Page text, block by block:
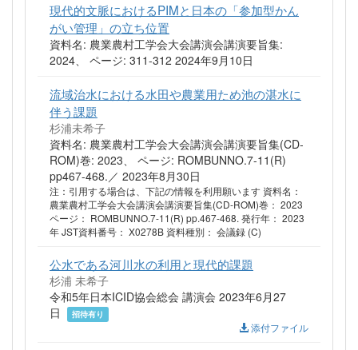
現代的文脈におけるPIMと日本の「参加型かん
がい管理」の立ち位置
資料名: 農業農村工学会大会講演会講演要旨集:
2024、 ページ: 311-312 2024年9月10日
流域治水における水田や農業用ため池の湛水に
伴う課題
杉浦未希子
資料名: 農業農村工学会大会講演会講演要旨集(CD-
ROM)巻: 2023、 ページ: ROMBUNNO.7-11(R)
pp467-468.／ 2023年8月30日
注：引用する場合は、下記の情報を利用願います 資料名：
農業農村工学会大会講演会講演要旨集(CD-ROM)巻： 2023
ページ： ROMBUNNO.7-11(R) pp.467-468. 発行年： 2023
年 JST資料番号： X0278B 資料種別： 会議録 (C)
公水である河川水の利用と現代的課題
杉浦 未希子
令和5年日本ICID協会総会 講演会 2023年6月27
日
招待有り
添付ファイル